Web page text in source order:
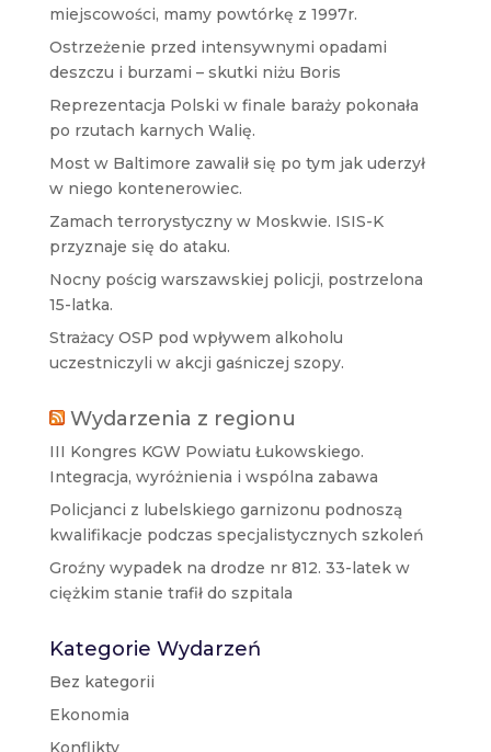
miejscowości, mamy powtórkę z 1997r.
Ostrzeżenie przed intensywnymi opadami
deszczu i burzami – skutki niżu Boris
Reprezentacja Polski w finale baraży pokonała
po rzutach karnych Walię.
Most w Baltimore zawalił się po tym jak uderzył
w niego kontenerowiec.
Zamach terrorystyczny w Moskwie. ISIS-K
przyznaje się do ataku.
Nocny pościg warszawskiej policji, postrzelona
15-latka.
Strażacy OSP pod wpływem alkoholu
uczestniczyli w akcji gaśniczej szopy.
Wydarzenia z regionu
III Kongres KGW Powiatu Łukowskiego.
Integracja, wyróżnienia i wspólna zabawa
Policjanci z lubelskiego garnizonu podnoszą
kwalifikacje podczas specjalistycznych szkoleń
Groźny wypadek na drodze nr 812. 33-latek w
ciężkim stanie trafił do szpitala
Kategorie Wydarzeń
Bez kategorii
Ekonomia
Konflikty